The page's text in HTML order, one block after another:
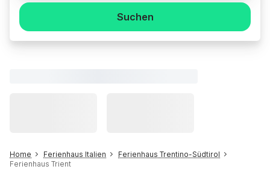
Suchen
Home Ferienhaus Italien
Ferienhaus Trentino-Südtirol
Ferienhaus Trient